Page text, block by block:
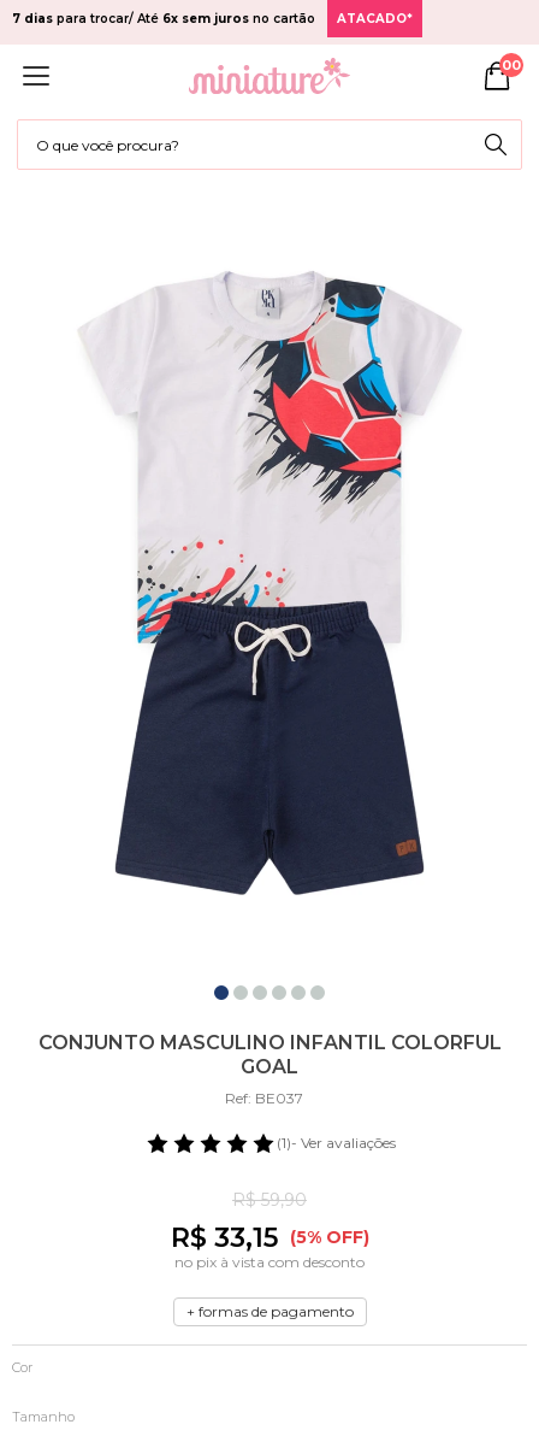
7 dias para trocar/ Até 6x sem juros no cartão ATACADO*
00
CONJUNTO MASCULINO INFANTIL COLORFUL
GOAL
Ref: BE037
(1)- Ver avaliações
R$ 59,90
R$ 33,15 (5% OFF)
no pix à vista com desconto
+ formas de pagamento
Cor
Tamanho